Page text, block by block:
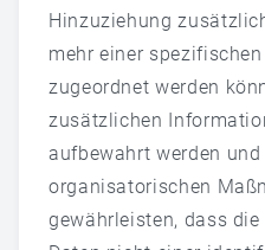
Hinzuziehung
mehr einer
zugeordnet werden
zusätzlichen
aufbewahrt werden
organisatorischen
gewährleisten, dass